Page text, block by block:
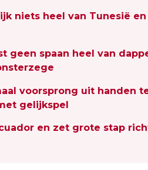
niets heel van Tunesië en
geen spaan heel van
voorsprong uit handen
gelijkspel
en zet grote stap